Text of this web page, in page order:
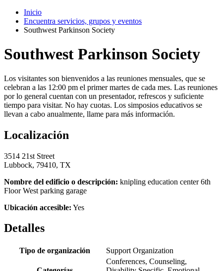
Inicio
Encuentra servicios, grupos y eventos
Southwest Parkinson Society
Southwest Parkinson Society
Los visitantes son bienvenidos a las reuniones mensuales, que se
celebran a las 12:00 pm el primer martes de cada mes. Las reuniones
por lo general cuentan con un presentador, refrescos y suficiente
tiempo para visitar. No hay cuotas. Los simposios educativos se
llevan a cabo anualmente, llame para más información.
Localización
3514 21st Street
Lubbock, 79410, TX
Nombre del edificio o descripción: knipling education center 6th
Floor West parking garage
Ubicación accesible: Yes
Detalles
Tipo de organización Support Organization
Conferences, Counseling,